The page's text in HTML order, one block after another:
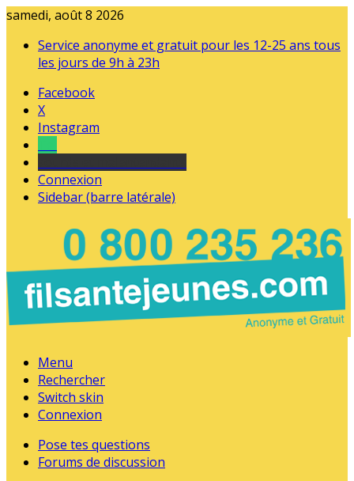
samedi, août 8 2026
Service anonyme et gratuit pour les 12-25 ans tous
les jours de 9h à 23h
Facebook
X
Instagram
Connexion
Sidebar (barre latérale)
Menu
Rechercher
Switch skin
Connexion
Pose tes questions
Forums de discussion